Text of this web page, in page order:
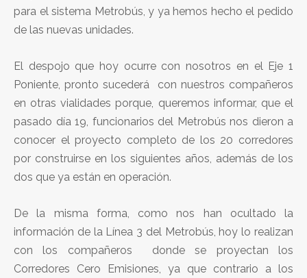
para el sistema Metrobús, y ya hemos hecho el pedido
de las nuevas unidades.
El despojo que hoy ocurre con nosotros en el Eje 1
Poniente, pronto sucederá con nuestros compañeros
en otras vialidades porque, queremos informar, que el
pasado día 19, funcionarios del Metrobús nos dieron a
conocer el proyecto completo de los 20 corredores
por construirse en los siguientes años, además de los
dos que ya están en operación.
De la misma forma, como nos han ocultado la
información de la Línea 3 del Metrobús, hoy lo realizan
con los compañeros donde se proyectan los
Corredores Cero Emisiones, ya que contrario a los